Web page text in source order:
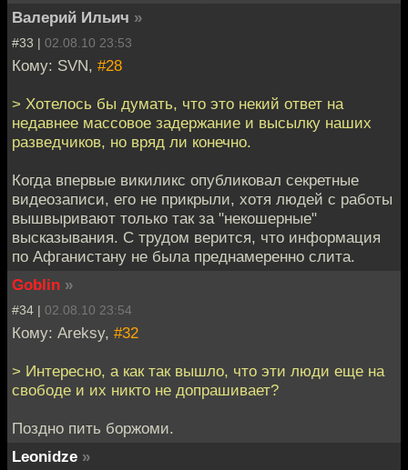
Валерий Ильич »
#33 | 02.08.10 23:53
Кому: SVN, #28
> Хотелось бы думать, что это некий ответ на
недавнее массовое задержание и высылку наших
разведчиков, но вряд ли конечно.
Когда впервые викиликс опубликовал секретные
видеозаписи, его не прикрыли, хотя людей с работы
вышвыривают только так за "некошерные"
высказывания. С трудом верится, что информация
по Афганистану не была преднамеренно слита.
Goblin »
#34 | 02.08.10 23:54
Кому: Areksy, #32
> Интересно, а как так вышло, что эти люди еще на
свободе и их никто не допрашивает?
Поздно пить боржоми.
Leonidze »